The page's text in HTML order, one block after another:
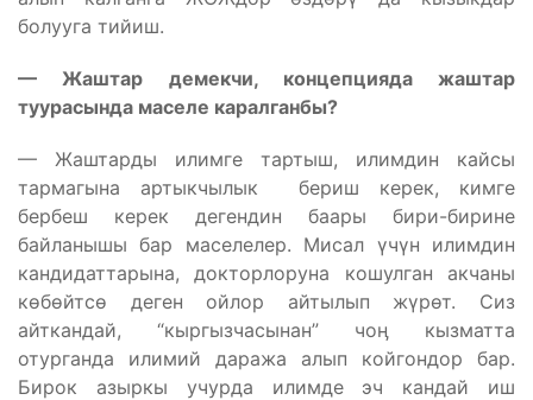
болууга тийиш.
— Жаштар демекчи, концепцияда жаштар
туурасында маселе каралганбы?
— Жаштарды илимге тартыш, илимдин кайсы
тармагына артыкчылык бериш керек, кимге
бербеш керек дегендин баары бири-бирине
байланышы бар маселелер. Мисал үчүн илимдин
кандидаттарына, докторлоруна кошулган акчаны
көбөйтсө деген ойлор айтылып жүрөт. Сиз
айткандай, “кыргызчасынан” чоӊ кызматта
отурганда илимий даража алып койгондор бар.
Бирок азыркы учурда илимде эч кандай иш